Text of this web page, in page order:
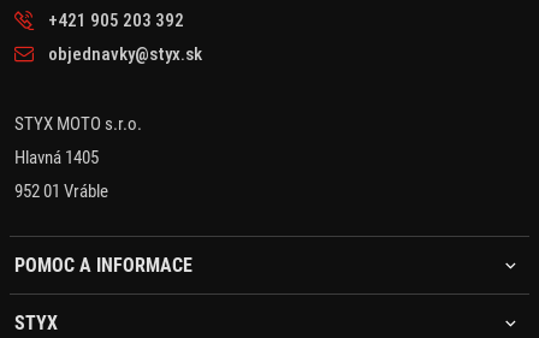
+421 905 203 392
objednavky@styx.sk
STYX MOTO s.r.o.
Hlavná 1405
952 01 Vráble
POMOC A INFORMACE
STYX